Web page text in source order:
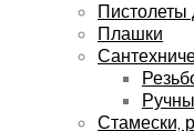
Плашки
Стамески,